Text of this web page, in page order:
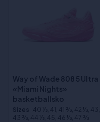
Way of Wade 808 5 Ultra
«Miami Nights»
basketballsko
Sizes :40 1⁄3, 41, 41 2⁄3, 42 1⁄3, 43,
43 2⁄3, 44 1⁄3, 45, 46 1⁄3, 47 2⁄3